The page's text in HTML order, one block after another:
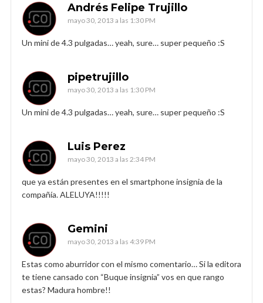
Andrés Felipe Trujillo
mayo 30, 2013 a las 1:30 PM
Un mini de 4.3 pulgadas… yeah, sure… super pequeño :S
pipetrujillo
mayo 30, 2013 a las 1:30 PM
Un mini de 4.3 pulgadas… yeah, sure… super pequeño :S
Luis Perez
mayo 30, 2013 a las 2:34 PM
que ya están presentes en el smartphone insignia de la
compañía. ALELUYA!!!!!
Gemini
mayo 30, 2013 a las 4:39 PM
Estas como aburridor con el mismo comentario… Si la editora
te tiene cansado con “Buque insignia” vos en que rango
estas? Madura hombre!!